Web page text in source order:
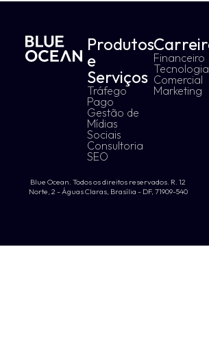
Produtos
e
Serviços
Tráfego
Pago
Gestão de
Mídias
Sociais
Consultoria
SEO
Financeiro
Tecnologia
Comercial
Marketing
Blue Ocean. Todos os direitos reservados. R. 12
Norte, 2 - Águas Claras, Brasília - DF, 71909-540